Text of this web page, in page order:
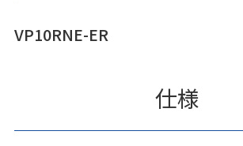
VP10RNE-ER
仕様